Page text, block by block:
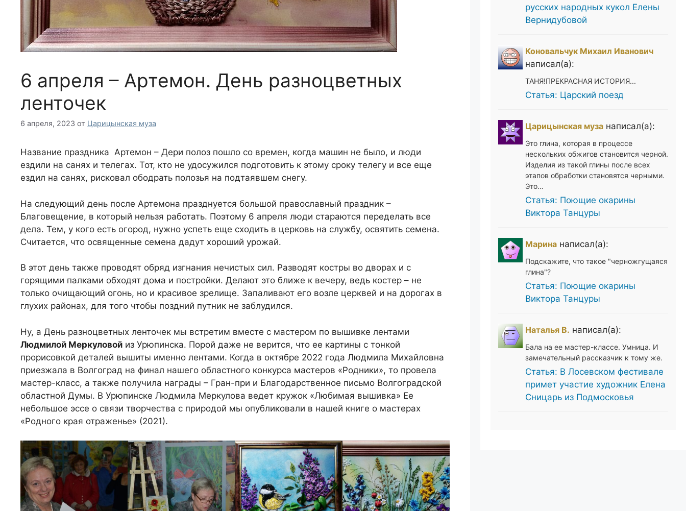
6 апреля – Артемон. День разноцветных
ленточек
6 апреля, 2023 от Царицынская муза
Название праздника Артемон – Дери полоз пошло со времен, когда машин не было, и люди
ездили на санях и телегах. Тот, кто не удосужился подготовить к этому сроку телегу и все еще
ездил на санях, рисковал ободрать полозья на подтаявшем снегу.
На следующий день после Артемона празднуется большой православный праздник –
Благовещение, в который нельзя работать. Поэтому 6 апреля люди стараются переделать все
дела. Тем, у кого есть огород, нужно успеть еще сходить в церковь на службу, освятить семена.
Считается, что освященные семена дадут хороший урожай.
В этот день также проводят обряд изгнания нечистых сил. Разводят костры во дворах и с
горящими палками обходят дома и постройки. Делают это ближе к вечеру, ведь костер – не
только очищающий огонь, но и красивое зрелище. Запаливают его возле церквей и на дорогах в
глухих районах, для того чтобы поздний путник не заблудился.
Ну, а День разноцветных ленточек мы встретим вместе с мастером по вышивке лентами
Людмилой Меркуловой из Урюпинска. Порой даже не верится, что ее картины с тонкой
прорисовкой деталей вышиты именно лентами. Когда в октябре 2022 года Людмила Михайловна
приезжала в Волгоград на финал нашего областного конкурса мастеров «Родники», то провела
мастер-класс, а также получила награды – Гран-при и Благодарственное письмо Волгоградской
областной Думы. В Урюпинске Людмила Меркулова ведет кружок «Любимая вышивка» Ее
небольшое эссе о связи творчества с природой мы опубликовали в нашей книге о мастерах
«Родного края отраженье» (2021).
русских народных кукол Елены
Вернидубовой
Коновальчук Михаил Иванович
написал(а):
ТАНЯ!ПРЕКРАСНАЯ ИСТОРИЯ...
Статья: Царский поезд
Царицынская музанаписал(а):
Это глина, которая в процессе
нескольких обжигов становится черной.
Изделия из такой глины после всех
этапов обработки становятся черными.
Это…
Статья: Поющие окарины
Виктора Танцуры
Маринанаписал(а):
Подскажите, что такое "черножгущаяся
глина"?
Статья: Поющие окарины
Виктора Танцуры
Наталья В. написал(а):
Бала на ее мастер-классе. Умница. И
замечательный рассказчик к тому же.
Статья: В Лосевском фестивале
примет участие художник Елена
Сницарь из Подмосковья